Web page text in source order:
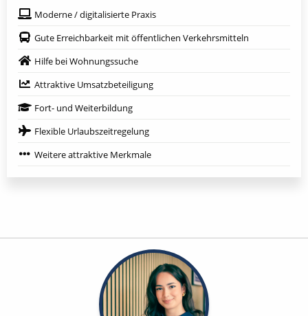
Moderne / digitalisierte Praxis
Gute Erreichbarkeit mit öffentlichen Verkehrsmitteln
Hilfe bei Wohnungssuche
Attraktive Umsatzbeteiligung
Fort- und Weiterbildung
Flexible Urlaubszeitregelung
Weitere attraktive Merkmale